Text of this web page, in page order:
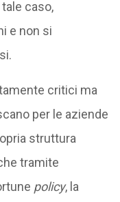
caso,
e non si
critici ma
per le aziende
struttura
tramite
policy, la